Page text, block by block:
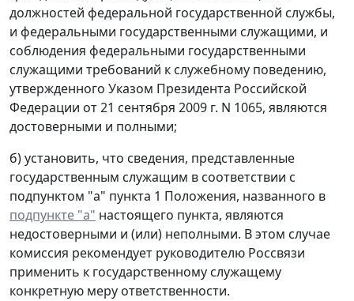
должностей федеральной государственной службы,
и федеральными государственными служащими, и
соблюдения федеральными государственными
служащими требований к служебному поведению,
утвержденного Указом Президента Российской
Федерации от 21 сентября 2009 г. N 1065, являются
достоверными и полными;
б) установить, что сведения, представленные
государственным служащим в соответствии с
подпунктом "а" пункта 1 Положения, названного в
подпункте "а" настоящего пункта, являются
недостоверными и (или) неполными. В этом случае
комиссия рекомендует руководителю Россвязи
применить к государственному служащему
конкретную меру ответственности.